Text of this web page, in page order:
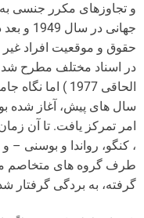
و تجاوزهای مکرر جنسی
حقوق و موقعیت افراد
الحاقی 1977 )
سال های پیش، آغاز شده
امر تمرکز یافت. تا آن
، کنگو، رواندا و بوسنی
طرف گروه های متخاصم
گرفته، به بردگی گرفتار